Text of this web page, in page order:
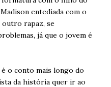
entediada com o
outro rapaz, se
já que o jovem é
o conto mais longo do
da história quer ir ao